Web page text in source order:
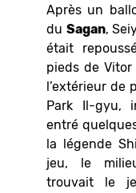
Après un
du Sagan,
était
pieds de
l’extérieur de
Park Il-gyu,
entré
la légende
jeu, le
trouvait le